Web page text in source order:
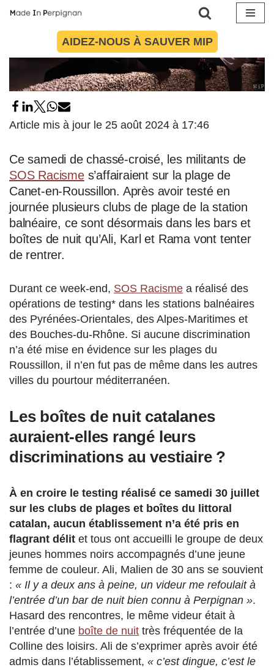
AIDEZ-NOUS À SAUVER MIP
Article mis à jour le 25 août 2024 à 17:46
Ce samedi de chassé-croisé, les militants de
SOS Racismes’affairaient sur la plage de
Canet-en-Roussillon. Après avoir testé en
journée plusieurs clubs de plage de la station
balnéaire, ce sont désormais dans les bars et
boîtes de nuit qu’Ali, Karl et Rama vont tenter
de rentrer.
Durant ce week-end, SOS Racisme a réalisé des
opérations de testing* dans les stations balnéaires
des Pyrénées-Orientales, des Alpes-Maritimes et
des Bouches-du-Rhône. Si aucune discrimination
n’a été mise en évidence sur les plages du
Roussillon, il n’en fut pas de même dans les autres
villes du pourtour méditerranéen.
Les boîtes de nuit catalanes
auraient-elles rangé leurs
discriminations au vestiaire ?
À en croire le testing réalisé ce samedi 30 juillet
sur les clubs de plages et boîtes du littoral
catalan, aucun établissement n’a été pris en
flagrant délit et tous ont accueilli le groupe de deux
jeunes hommes noirs accompagnés d’une jeune
femme de couleur. Ali, Malien de 30 ans se souvient
: « Il y a deux ans à peine, un videur me refoulait à
l’entrée d’un bar de nuit bien connu à Perpignan ».
Hasard des rencontres, le même videur était à
l’entrée d’une boîte de nuit très fréquentée de la
Colline des loisirs. Ali de s’exprimer après avoir été
admis dans l’établissement, « c’est dingue, c’est le